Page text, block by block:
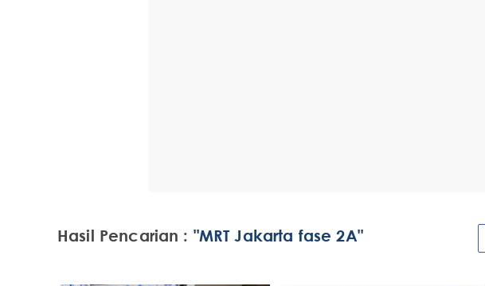
Hasil Pencarian : "MRT Jakarta fase 2A"